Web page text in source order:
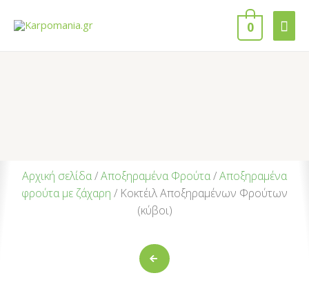
0
Αρχική σελίδα/Αποξηραμένα Φρούτα/Αποξηραμένα
φρούτα με ζάχαρη / Κοκτέιλ Αποξηραμένων Φρούτων
(κύβοι)